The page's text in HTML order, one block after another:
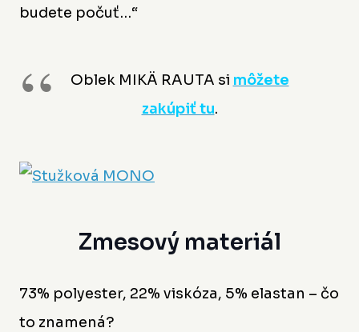
budete počuť…“
Oblek MIKÄ RAUTA si môžete
zakúpiť tu.
Zmesový materiál
73% polyester, 22% viskóza, 5% elastan – čo
to znamená?